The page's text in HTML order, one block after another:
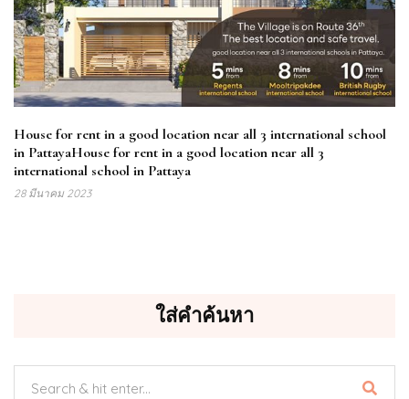
House for rent in a good location near all 3 international school
in PattayaHouse for rent in a good location near all 3
international school in Pattaya
28 มีนาคม 2023
ใส่คำค้นหา